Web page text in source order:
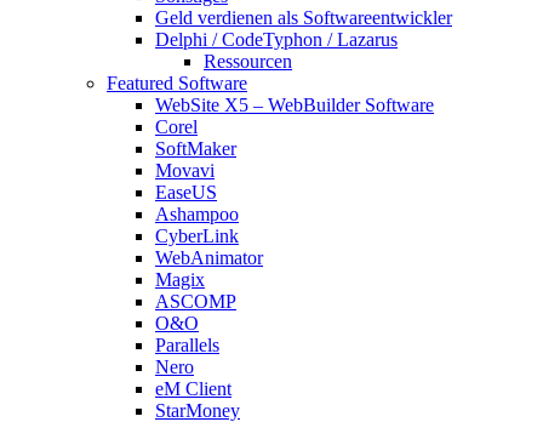
Geld verdienen als Softwareentwickler
Delphi / CodeTyphon / Lazarus
Ressourcen
Featured Software
WebSite X5 – WebBuilder Software
Corel
SoftMaker
Movavi
EaseUS
Ashampoo
CyberLink
WebAnimator
Magix
ASCOMP
O&O
Parallels
Nero
eM Client
StarMoney